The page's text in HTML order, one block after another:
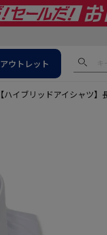
アウトレット
【ハイブリッドアイシャツ